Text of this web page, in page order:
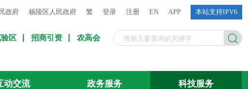
政府 杨陵区人民政府 繁 登录 注册 EN APP 本站支持IPV6
区 招商引资 农高会
动交流 政务服务 科技服务